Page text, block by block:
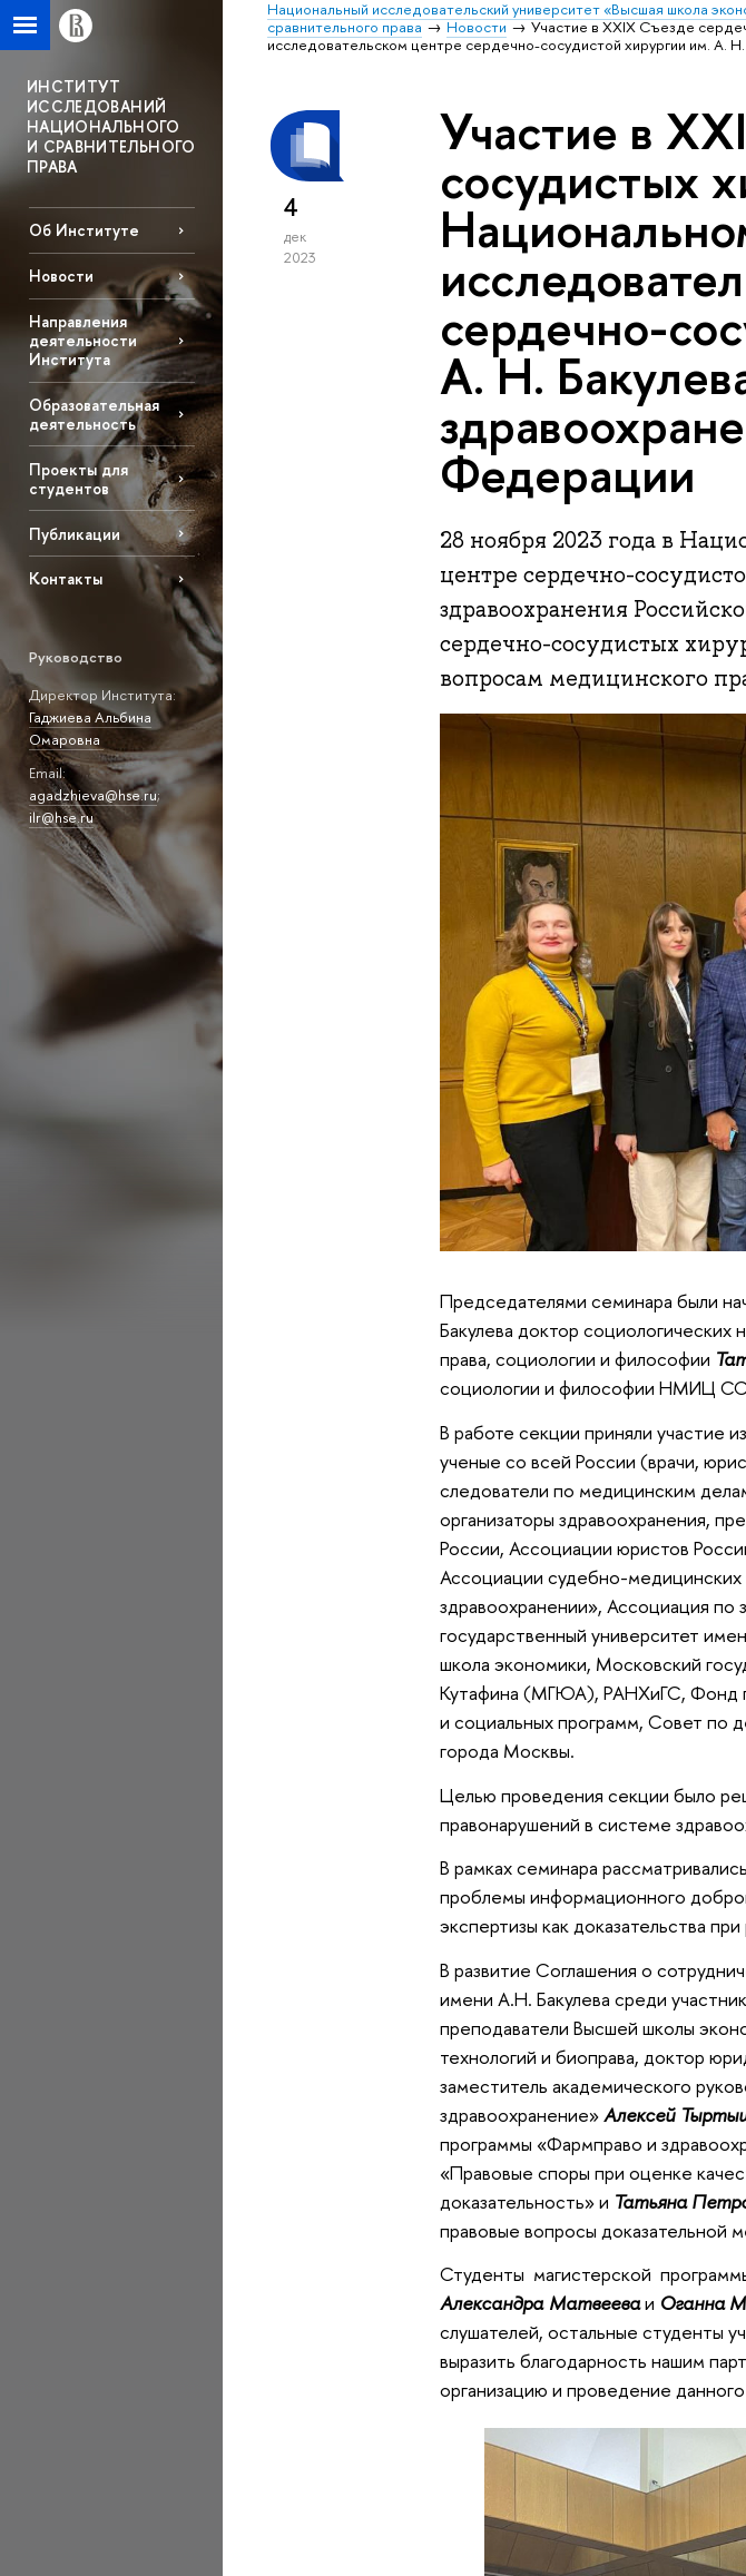
Национальный исследовательский университет «Высшая школа
сравнительного права
Новости
Участие в XXIX Съезде
исследовательском центре сердечно-сосудистой хирургии им. А.
ИНСТИТУТ
ИССЛЕДОВАНИЙ
НАЦИОНАЛЬНОГО
И СРАВНИТЕЛЬНОГО
ПРАВА
Об Институте
Новости
Направления
деятельности
Института
Образовательная
деятельность
Проекты для
студентов
Публикации
Контакты
Руководство
Директор Института:
Гаджиева Альбина
Омаровна
Email:
agadzhieva@hse.ru;
ilr@hse.ru
4
дек
2023
Участие в
сосудистых
сердечно-
А. Н.
Федерации
28 ноября 2023 года в
центре сердечно-
здравоохранения
сердечно-сосудистых
вопросам медицинского
Председателями семинара были
Бакулева доктор
права, социологии и философии
социологии и философии НМИЦ
В работе секции приняли участие
ученые со всей России (врачи,
следователи по медицинским
организаторы здравоохранения,
России, Ассоциации юристов
Ассоциации судебно-медицинских
здравоохранении», Ассоциация по
государственный университет
школа экономики, Московский
Кутафина (МГЮА), РАНХиГС, Фонд
и социальных программ, Совет по
города Москвы.
Целью проведения секции было
правонарушений в системе
В рамках семинара
проблемы информационного
экспертизы как доказательства
В развитие Соглашения о
имени А.Н. Бакулева среди
преподаватели Высшей школы
технологий и биоправа, доктор
заместитель академического
здравоохранение»Алексей
программы «Фармправо и
«Правовые споры при оценке
доказательность» и Татьяна
правовые вопросы доказательной
Студенты магистерской
Александра Матвееваи Оганна
слушателей, остальные студенты
выразить благодарность нашим
организацию и проведение